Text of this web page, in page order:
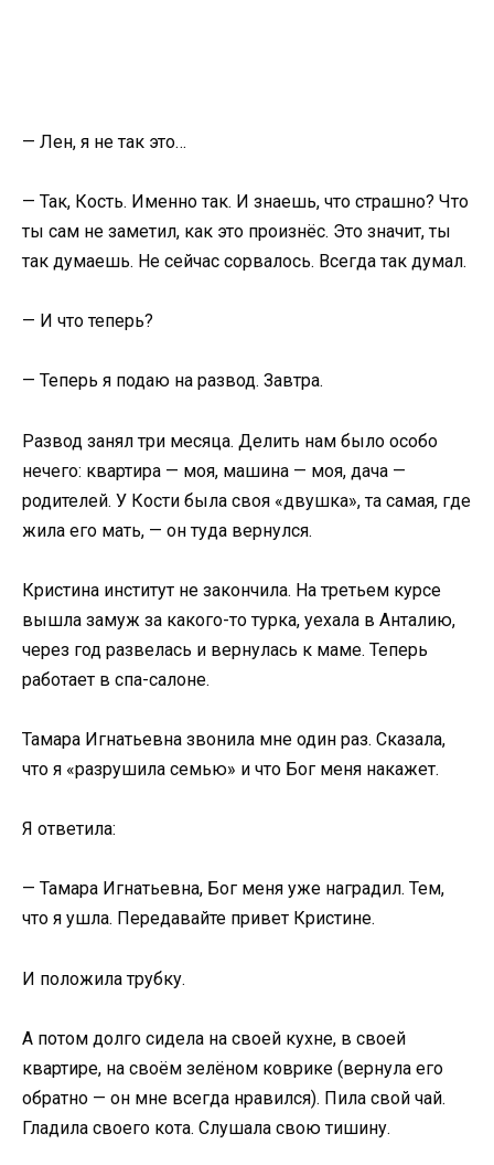
— Лен, я не так это…
— Так, Кость. Именно так. И знаешь, что страшно? Что
ты сам не заметил, как это произнёс. Это значит, ты
так думаешь. Не сейчас сорвалось. Всегда так думал.
— И что теперь?
— Теперь я подаю на развод. Завтра.
Развод занял три месяца. Делить нам было особо
нечего: квартира — моя, машина — моя, дача —
родителей. У Кости была своя «двушка», та самая, где
жила его мать, — он туда вернулся.
Кристина институт не закончила. На третьем курсе
вышла замуж за какого-то турка, уехала в Анталию,
через год развелась и вернулась к маме. Теперь
работает в спа-салоне.
Тамара Игнатьевна звонила мне один раз. Сказала,
что я «разрушила семью» и что Бог меня накажет.
Я ответила:
— Тамара Игнатьевна, Бог меня уже наградил. Тем,
что я ушла. Передавайте привет Кристине.
И положила трубку.
А потом долго сидела на своей кухне, в своей
квартире, на своём зелёном коврике (вернула его
обратно — он мне всегда нравился). Пила свой чай.
Гладила своего кота. Слушала свою тишину.